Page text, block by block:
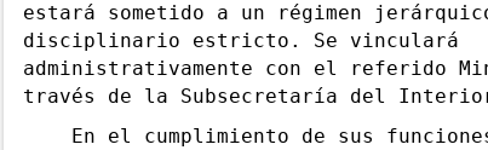
estará sometido a un régimen
disciplinario estricto. Se vinculará
administrativamente con el referido
través de la Subsecretaría del
En el cumplimiento de sus